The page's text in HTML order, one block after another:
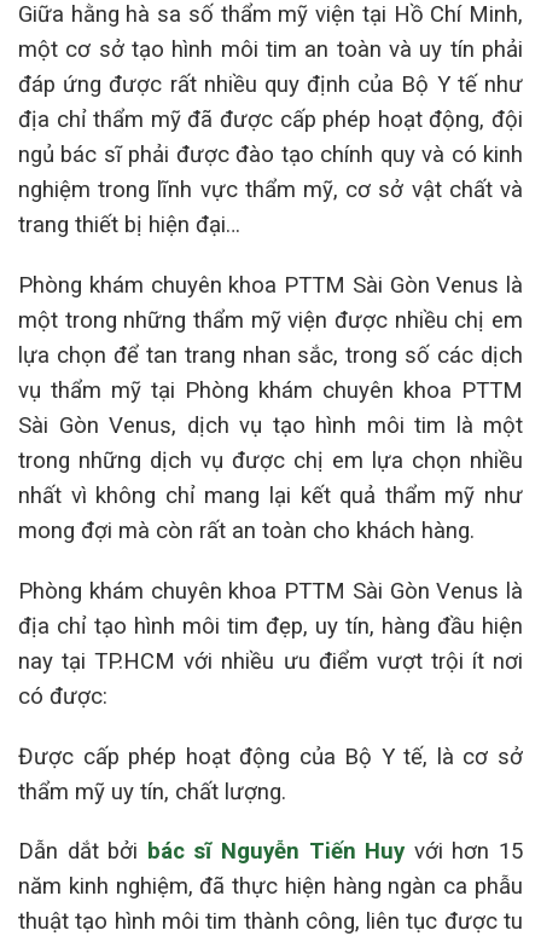
Giữa hằng hà sa số thẩm mỹ viện tại Hồ Chí Minh,
một cơ sở tạo hình môi tim an toàn và uy tín phải
đáp ứng được rất nhiều quy định của Bộ Y tế như
địa chỉ thẩm mỹ đã được cấp phép hoạt động, đội
ngủ bác sĩ phải được đào tạo chính quy và có kinh
nghiệm trong lĩnh vực thẩm mỹ, cơ sở vật chất và
trang thiết bị hiện đại…
Phòng khám chuyên khoa PTTM Sài Gòn Venus là
một trong những thẩm mỹ viện được nhiều chị em
lựa chọn để tan trang nhan sắc, trong số các dịch
vụ thẩm mỹ tại Phòng khám chuyên khoa PTTM
Sài Gòn Venus, dịch vụ tạo hình môi tim là một
trong những dịch vụ được chị em lựa chọn nhiều
nhất vì không chỉ mang lại kết quả thẩm mỹ như
mong đợi mà còn rất an toàn cho khách hàng.
Phòng khám chuyên khoa PTTM Sài Gòn Venus là
địa chỉ tạo hình môi tim đẹp, uy tín, hàng đầu hiện
nay tại TP.HCM với nhiều ưu điểm vượt trội ít nơi
có được:
Được cấp phép hoạt động của Bộ Y tế, là cơ sở
thẩm mỹ uy tín, chất lượng.
Dẫn dắt bởi bác sĩ Nguyễn Tiến Huyvới hơn 15
năm kinh nghiệm, đã thực hiện hàng ngàn ca phẫu
thuật tạo hình môi tim thành công, liên tục được tu